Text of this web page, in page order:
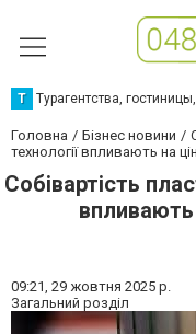
Т Турагентства,
Головна Бізнес новини
технології впливають на
Собівартість
впливають
09:21, 29 жовтня 2025 р.
Загальний розділ